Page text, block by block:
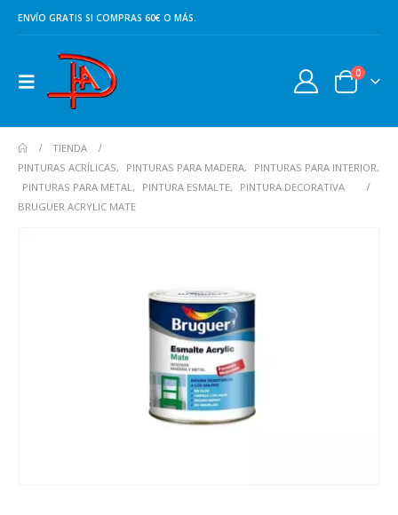
ENVÍO GRATIS SI COMPRAS 60€ O MÁS.
0
TIENDA
PINTURAS ACRÍLICAS, PINTURAS PARA MADERA, PINTURAS PARA INTERIOR,
PINTURAS PARA METAL, PINTURA ESMALTE,
PINTURA DECORATIVA
BRUGUER ACRYLIC MATE